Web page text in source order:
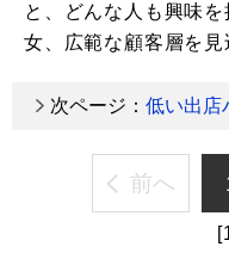
と、どんな人も興味
女、広範な顧客層を見
次ページ： 低い出店
前へ